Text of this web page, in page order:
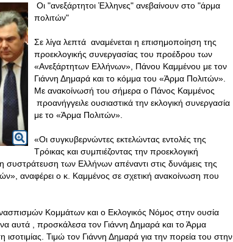
Οι "ανεξάρτητοι Έλληνες" ανεβαίνουν στο "άρμα
πολιτών"
Σε λίγα λεπτά αναμένεται η επισημοποίηση της
προεκλογικής συνεργασίας του προέδρου των
«Ανεξάρτητων Ελλήνων», Πάνου Καμμένου με τον
Γιάννη Δημαρά και το κόμμα του «Άρμα Πολιτών».
Με ανακοίνωσή του σήμερα ο Πάνος Καμμένος
προανήγγειλε ουσιαστικά την εκλογική συνεργασία
με το «Άρμα Πολιτών».
«Οι συγκυβερνώντες εκτελώντας εντολές της
Τρόικας και συμπιέζοντας την προεκλογική
των Ελλήνων απέναντι στις δυνάμεις της
αναφέρει ο κ. Καμμένος σε σχετική ανακοίνωση που
Κομμάτων και ο Εκλογικός Νόμος στην ουσία
αυτά , προσκάλεσα τον Γιάννη Δημαρά και το Άρμα
Τιμώ τον Γιάννη Δημαρά για την πορεία του στην